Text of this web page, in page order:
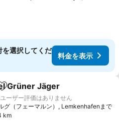
を選択してくだ
料金を表示
お気に入りに追加
Grüner Jäger
ユーザー評価はありません
グ（フェーマルン）, Lemkenhafenまで
km